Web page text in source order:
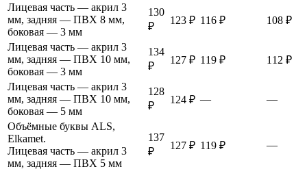
Лицевая часть — акрил 3
мм, задняя — ПВХ 8 мм,
боковая — 3 мм
130
₽
123 ₽ 116 ₽ 108 ₽
Лицевая часть — акрил 3
мм, задняя — ПВХ 10 мм,
боковая — 3 мм
134
₽
127 ₽ 119 ₽ 112 ₽
Лицевая часть — акрил 3
мм, задняя — ПВХ 10 мм,
боковая — 5 мм
128
₽
124 ₽ — —
Объёмные буквы ALS,
Elkamet.
Лицевая часть — акрил 3
мм, задняя — ПВХ 5 мм
137
₽
127 ₽ 119 ₽ —